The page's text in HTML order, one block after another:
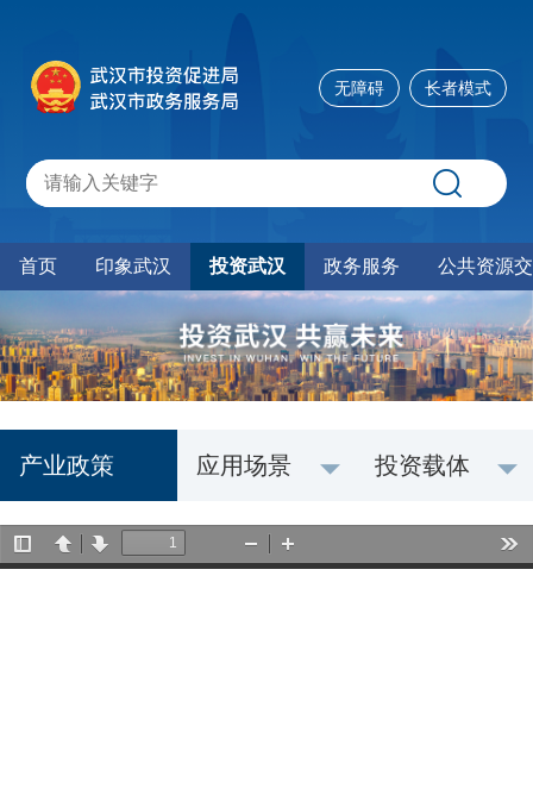
无障碍 长者模式
首页 印象武汉 投资武汉 政务服务 公共资源
产业政策 应用场景 投资载体